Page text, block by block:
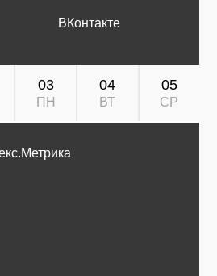
ВКонтакте
03
ПН
04
ВТ
05
СР